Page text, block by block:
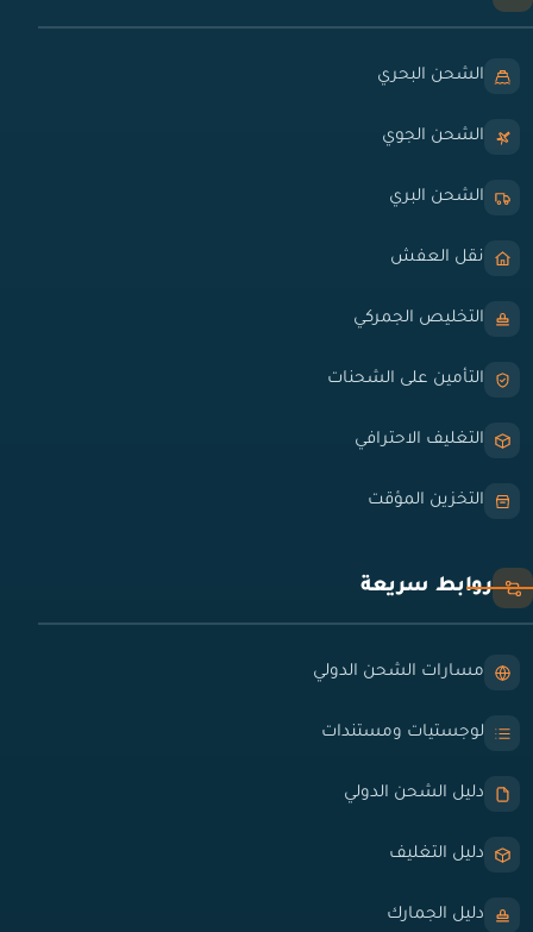
الشحن البحري
الشحن الجوي
الشحن البري
نقل العفش
التخليص الجمركي
التأمين على الشحنات
التغليف الاحترافي
التخزين المؤقت
روابط سريعة
مسارات الشحن الدولي
لوجستيات ومستندات
دليل الشحن الدولي
دليل التغليف
دليل الجمارك